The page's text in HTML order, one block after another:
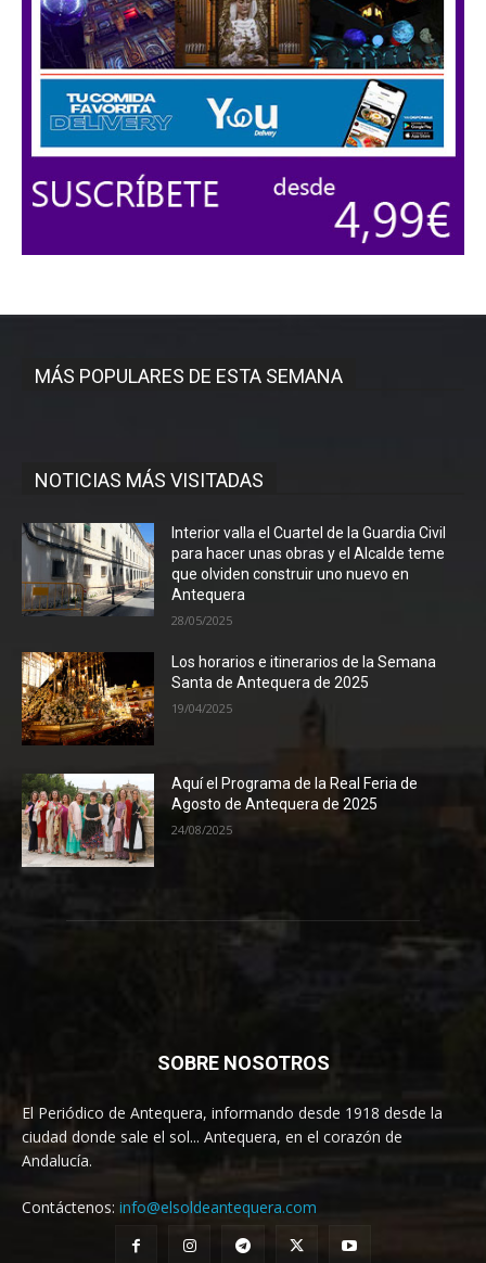
MÁS POPULARES DE ESTA SEMANA
NOTICIAS MÁS VISITADAS
Interior valla el Cuartel de la Guardia Civil
para hacer unas obras y el Alcalde teme
que olviden construir uno nuevo en
Antequera
28/05/2025
Los horarios e itinerarios de la Semana
Santa de Antequera de 2025
19/04/2025
Aquí el Programa de la Real Feria de
Agosto de Antequera de 2025
24/08/2025
SOBRE NOSOTROS
El Periódico de Antequera, informando desde 1918 desde la
ciudad donde sale el sol... Antequera, en el corazón de
Andalucía.
Contáctenos: info@elsoldeantequera.com